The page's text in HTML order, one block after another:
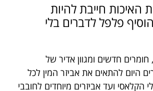
האיכות חייבת להיות
פלפל לדברים בלי
חומרים חדשים ומגוון אדיר של
היום להתאים את אביזר המין לכל
הקלאסי ועד אביזרים מיוחדים לחובבי